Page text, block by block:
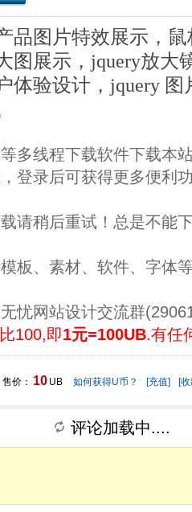
品图片特效展示，
图展示，jquery放大
体验设计，jquery
多线程下载软件下载本
登录后可获得更多便利
请稍后重试！总是不能
板、素材、软件、字体
忧网站设计交流群
100,即1元=100UB.有任
售价： 10 UB 如何获得U币？ [充值] [
评论加载中....